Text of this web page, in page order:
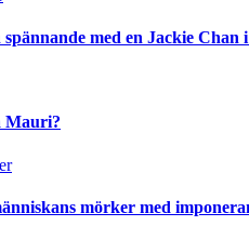
på
och
Pöntinen
Artipelag
bjuder
in
samtal
teater
med en Jackie Chan
Mauri?
om
börjar
mörker med